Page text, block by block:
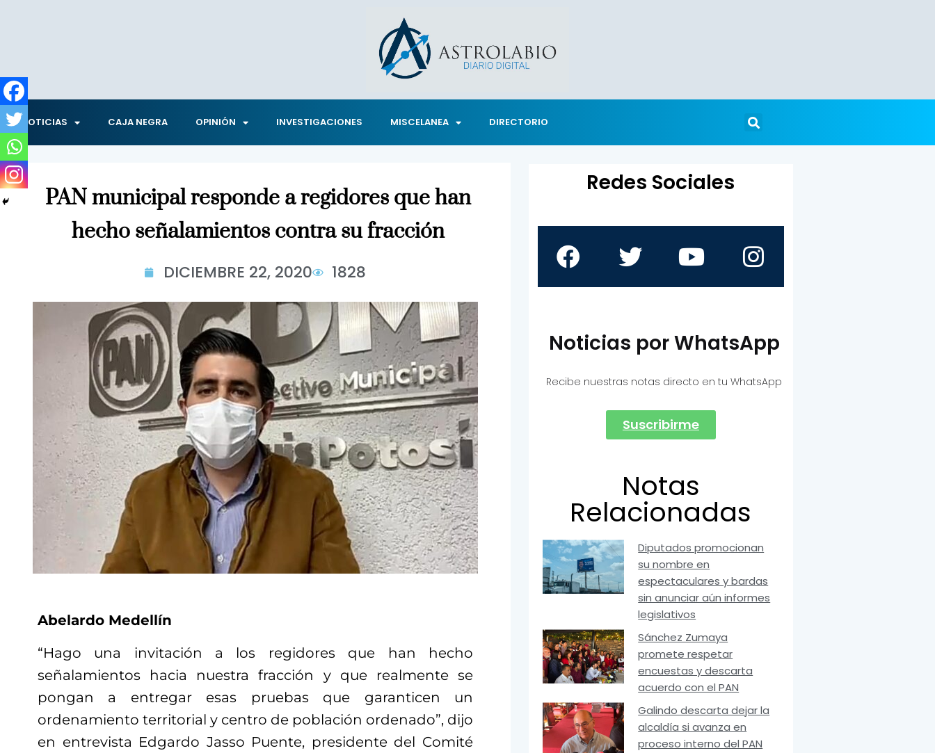
NOTICIAS CAJA NEGRA OPINIÓN INVESTIGACIONES MISCELANEA DIRECTORIO
PAN municipal responde a regidores que han
hecho señalamientos contra su fracción
DICIEMBRE 22, 2020 1828
Abelardo Medellín
“Hago una invitación a los regidores que han hecho
señalamientos hacia nuestra fracción y que realmente se
pongan a entregar esas pruebas que garanticen un
ordenamiento territorial y centro de población ordenado”, dijo
en entrevista Edgardo Jasso Puente, presidente del Comité
Redes Sociales
Noticias por WhatsApp
Recibe nuestras notas directo en tu WhatsApp
Suscribirme
Notas
Relacionadas
Diputados promocionan
su nombre en
espectaculares y bardas
sin anunciar aún informes
legislativos
Sánchez Zumaya
promete respetar
encuestas y descarta
acuerdo con el PAN
Galindo descarta dejar la
alcaldía si avanza en
proceso interno del PAN